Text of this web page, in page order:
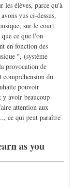
les élèves, parce qu'à
vus ci-dessus,
sur le court
ce que l'on
en fonction des
", (système
provocation de
du
pouvoir
avoir beaucoup
attention aux
ce qui peut paraître
as you